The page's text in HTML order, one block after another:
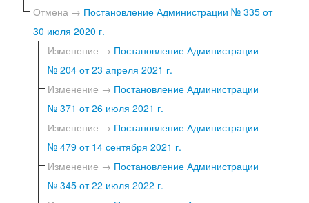
Отмена → Постановление Администрации № 335 от
30 июля 2020 г.
Изменение → Постановление Администрации
№ 204 от 23 апреля 2021 г.
Изменение → Постановление Администрации
№ 371 от 26 июля 2021 г.
Изменение → Постановление Администрации
№ 479 от 14 сентября 2021 г.
Изменение → Постановление Администрации
№ 345 от 22 июля 2022 г.